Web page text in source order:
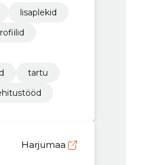
lisaplekid
tartu
Harjumaa